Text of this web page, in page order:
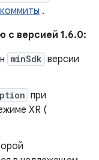
.
с версией 1.6.0:
minSdk версии
при
XR (